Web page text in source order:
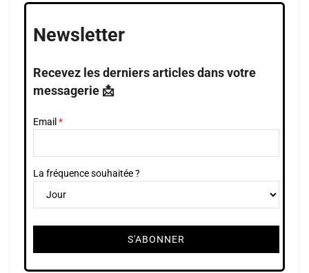
Newsletter
Recevez les derniers articles dans votre
messagerie 📩
Email
La fréquence souhaitée ?